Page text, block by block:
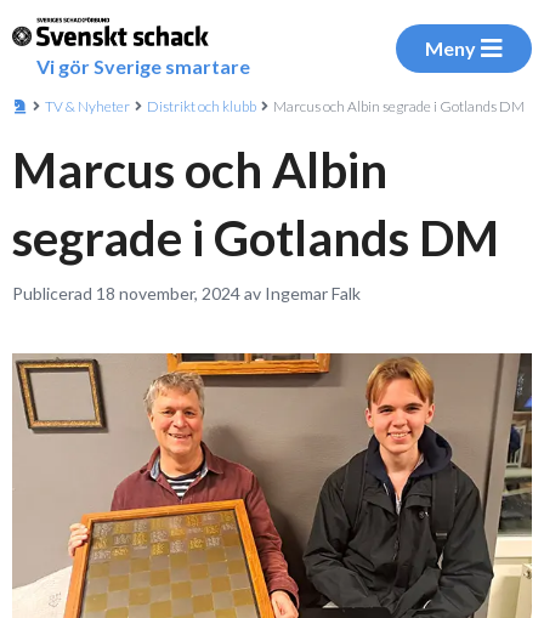
Vi gör Sverige smartare
Meny
TV & Nyheter Distrikt och klubb Marcus och Albin segrade i Gotlands DM
Marcus och Albin
segrade i Gotlands DM
Publicerad 18 november, 2024 av Ingemar Falk